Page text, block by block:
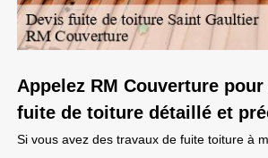
Appelez RM Couverture
fuite de toiture détaillé et
Si vous avez des travaux de fuite toiture à